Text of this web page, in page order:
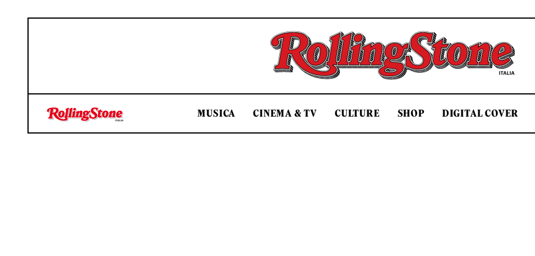
Rolling Stone Italia
MUSICA CINEMA & TV CULTURE SHOP DIGITAL COVER